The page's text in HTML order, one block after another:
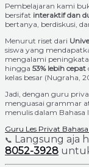
Pembelajaran kami
bersifat interaktif dan
bertanya, berdiskusi,
Menurut riset dari
siswa yang
mengalami
hingga 53% lebih cepat
kelas besar (Nugraha,
Jadi, dengan guru
menguasai grammar
menulis dalam Bahasa
Guru Les Privat
📞 Langsung aja
8052-3928